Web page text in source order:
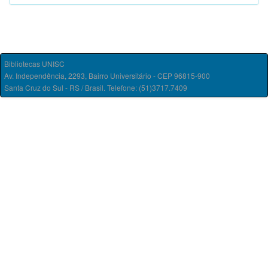
Bibliotecas UNISC
Av. Independência, 2293, Bairro Universitário - CEP 96815-900
Santa Cruz do Sul - RS / Brasil. Telefone: (51)3717.7409